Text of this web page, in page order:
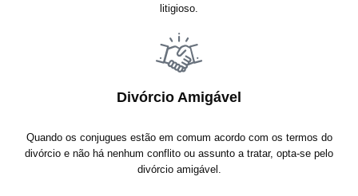
litigioso.
Divórcio Amigável
Quando os conjugues estão em comum acordo com os termos do
divórcio e não há nenhum conflito ou assunto a tratar, opta-se pelo
divórcio amigável.